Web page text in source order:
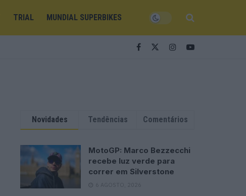
TRIAL MUNDIAL SUPERBIKES
Novidades Tendências Comentários
MotoGP: Marco Bezzecchi
recebe luz verde para
correr em Silverstone
6 AGOSTO, 2026